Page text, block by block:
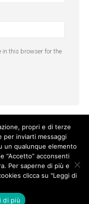
in this browser for the
propri e di terze
per inviarti messaggi
un qualunque elemento
“Accetto” acconsenti
Per saperne di più e
clicca su "Leggi di
di più